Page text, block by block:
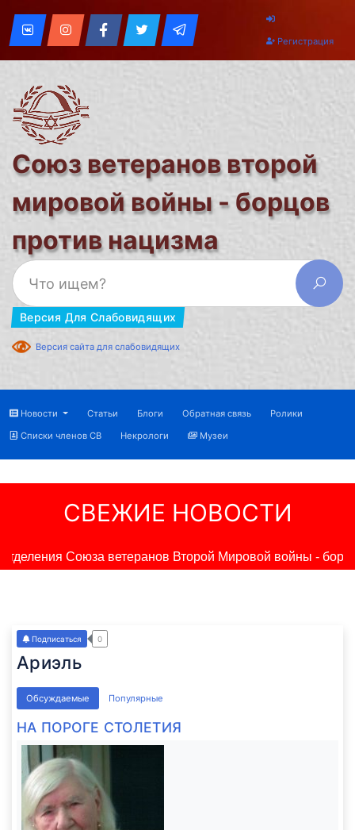
Регистрация
Союз ветеранов второй
мировой войны - борцов
против нацизма
Версия Для Слабовидящих
Версия сайта для слабовидящих
Новости Статьи Блоги Обратная связь
Ролики
Списки членов СВ
Некрологи Музеи
СВЕЖИЕ НОВОСТИ
Союза ветеранов Второй Мировой войны -
Ариэль
Подписаться 0
Обсуждаемые Популярные
НА ПОРОГЕ СТОЛЕТИЯ